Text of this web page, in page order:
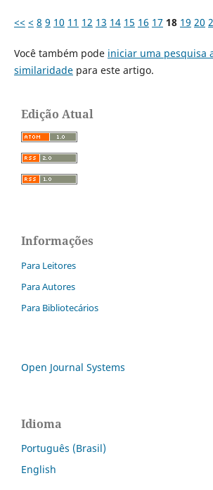
<< < 8 9 10 11 12 13 14 15 16 17 18 19 20
Você também pode iniciar uma pesquisa
similaridadepara este artigo.
Edição Atual
Informações
Para Leitores
Para Autores
Para Bibliotecários
Open Journal Systems
Idioma
Português (Brasil)
English